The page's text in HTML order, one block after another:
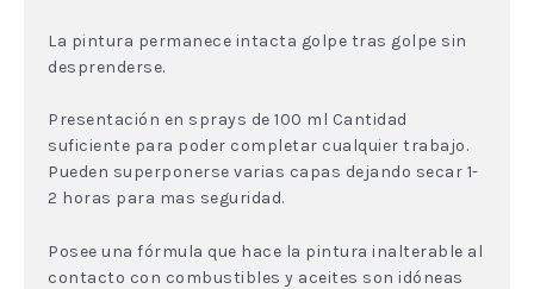
La pintura permanece intacta golpe tras golpe sin
desprenderse.
Presentación en sprays de 100 ml Cantidad
suficiente para poder completar cualquier trabajo.
Pueden superponerse varias capas dejando secar 1-
2 horas para mas seguridad.
Posee una fórmula que hace la pintura inalterable al
contacto con combustibles y aceites son idóneas